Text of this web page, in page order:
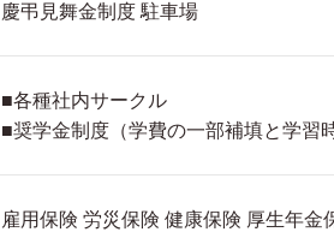
慶弔見舞金制度 駐車場
■各種社内サークル
■奨学金制度（学費の一部補填と学習
雇用保険 労災保険 健康保険 厚生年金